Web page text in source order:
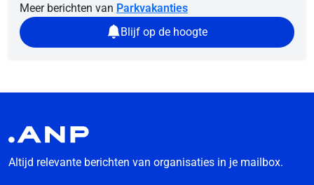
Meer berichten van Parkvakanties
Blijf op de hoogte
Altijd relevante berichten van organisaties in je mailbox.